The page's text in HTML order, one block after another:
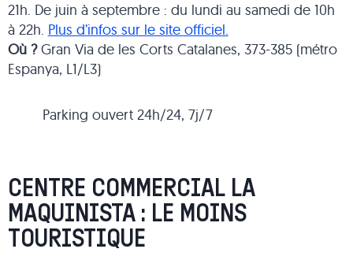
21h. De juin à septembre : du lundi au samedi de 10h
à 22h. Plus d’infos sur le site officiel.
Où ?Gran Via de les Corts Catalanes, 373-385 (métro
Espanya, L1/L3)
Parking ouvert 24h/24, 7j/7
CENTRE COMMERCIAL LA
MAQUINISTA : LE MOINS
TOURISTIQUE